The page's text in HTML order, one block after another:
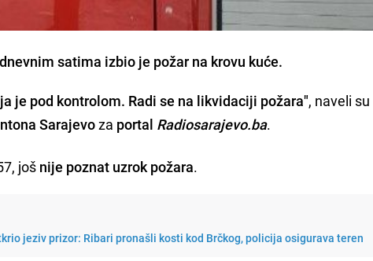
satima izbio je požar na krovu kuće.
je pod kontrolom. Radi se na likvidaciji požara", naveli
Sarajevoza portal Radiosarajevo.ba.
još nije poznat uzrok požara.
jeziv prizor: Ribari pronašli kosti kod Brčkog, policija osigurava teren